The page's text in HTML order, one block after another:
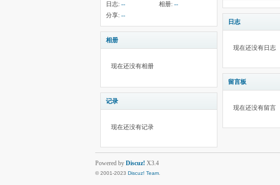
日志: -- 相册: --
分享: --
相册
现在还没有相册
记录
现在还没有记录
日志
现在还没有日志
留言板
现在还没有留言
Powered by Discuz! X3.4
© 2001-2023 Discuz! Team